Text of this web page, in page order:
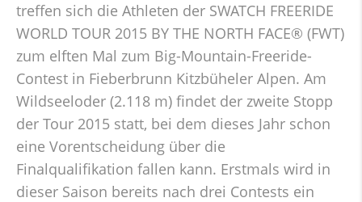
treffen sich die Athleten der SWATCH FREERIDE
WORLD TOUR 2015 BY THE NORTH FACE® (FWT)
zum elften Mal zum Big-Mountain-Freeride-
Contest in Fieberbrunn Kitzbüheler Alpen. Am
Wildseeloder (2.118 m) findet der zweite Stopp
der Tour 2015 statt, bei dem dieses Jahr schon
eine Vorentscheidung über die
Finalqualifikation fallen kann. Erstmals wird in
dieser Saison bereits nach drei Contests ein